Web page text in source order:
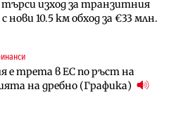
търси изход за транзитния
нови 10.5 км обход за €33 млн.
е трета в ЕС по ръст на
на дребно (Графика)
над 150 устройства с
през август
ще работи само още
седмици, ако сушата продължи
дни с обозначаване на цените
предстои?
община избра изпълнител за
на трамвайното